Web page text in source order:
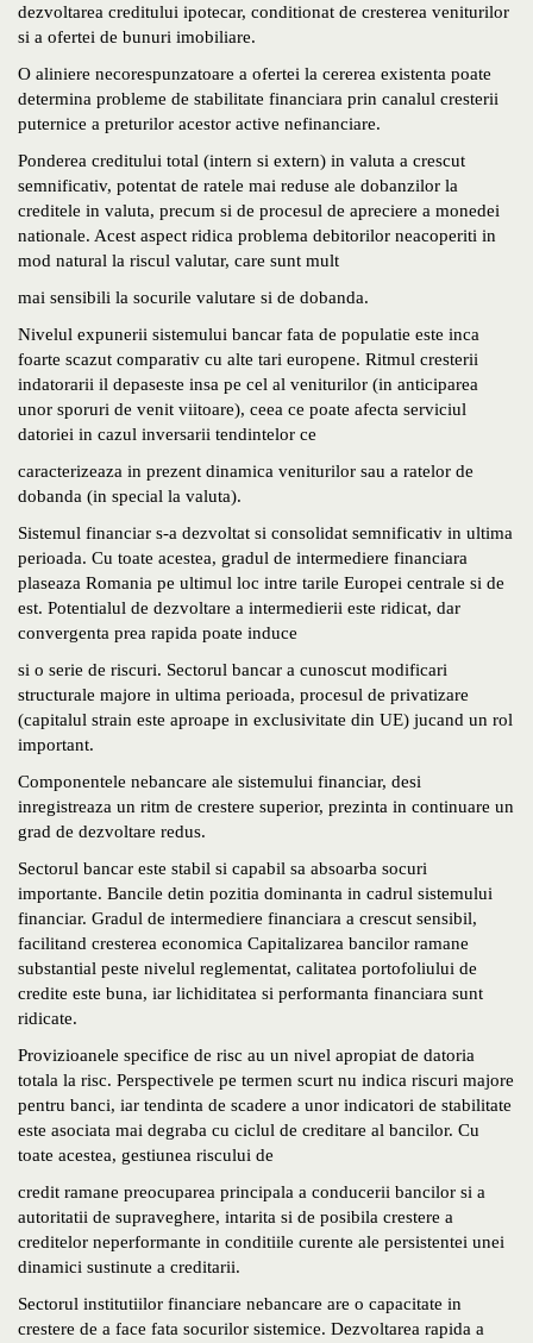
dezvoltarea creditului ipotecar, conditionat de cresterea veniturilor
si a ofertei de bunuri imobiliare.
O aliniere necorespunzatoare a ofertei la cererea existenta poate
determina probleme de stabilitate financiara prin canalul cresterii
puternice a preturilor acestor active nefinanciare.
Ponderea creditului total (intern si extern) in valuta a crescut
semnificativ, potentat de ratele mai reduse ale dobanzilor la
creditele in valuta, precum si de procesul de apreciere a monedei
nationale. Acest aspect ridica problema debitorilor neacoperiti in
mod natural la riscul valutar, care sunt mult
mai sensibili la socurile valutare si de dobanda.
Nivelul expunerii sistemului bancar fata de populatie este inca
foarte scazut comparativ cu alte tari europene. Ritmul cresterii
indatorarii il depaseste insa pe cel al veniturilor (in anticiparea
unor sporuri de venit viitoare), ceea ce poate afecta serviciul
datoriei in cazul inversarii tendintelor ce
caracterizeaza in prezent dinamica veniturilor sau a ratelor de
dobanda (in special la valuta).
Sistemul financiar s-a dezvoltat si consolidat semnificativ in ultima
perioada. Cu toate acestea, gradul de intermediere financiara
plaseaza Romania pe ultimul loc intre tarile Europei centrale si de
est. Potentialul de dezvoltare a intermedierii este ridicat, dar
convergenta prea rapida poate induce
si o serie de riscuri. Sectorul bancar a cunoscut modificari
structurale majore in ultima perioada, procesul de privatizare
(capitalul strain este aproape in exclusivitate din UE) jucand un rol
important.
Componentele nebancare ale sistemului financiar, desi
inregistreaza un ritm de crestere superior, prezinta in continuare un
grad de dezvoltare redus.
Sectorul bancar este stabil si capabil sa absoarba socuri
importante. Bancile detin pozitia dominanta in cadrul sistemului
financiar. Gradul de intermediere financiara a crescut sensibil,
facilitand cresterea economica Capitalizarea bancilor ramane
substantial peste nivelul reglementat, calitatea portofoliului de
credite este buna, iar lichiditatea si performanta financiara sunt
ridicate.
Provizioanele specifice de risc au un nivel apropiat de datoria
totala la risc. Perspectivele pe termen scurt nu indica riscuri majore
pentru banci, iar tendinta de scadere a unor indicatori de stabilitate
este asociata mai degraba cu ciclul de creditare al bancilor. Cu
toate acestea, gestiunea riscului de
credit ramane preocuparea principala a conducerii bancilor si a
autoritatii de supraveghere, intarita si de posibila crestere a
creditelor neperformante in conditiile curente ale persistentei unei
dinamici sustinute a creditarii.
Sectorul institutiilor financiare nebancare are o capacitate in
crestere de a face fata socurilor sistemice. Dezvoltarea rapida a